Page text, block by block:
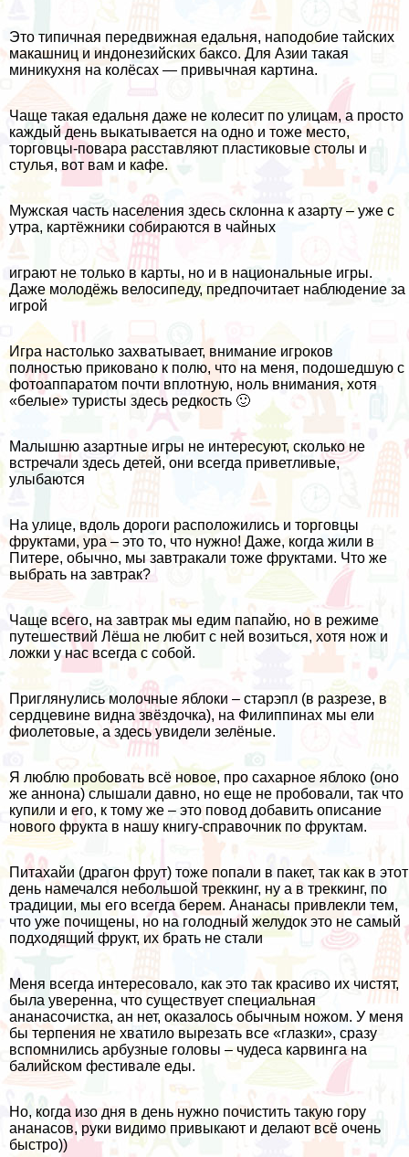
Это типичная передвижная едальня, наподобие тайских
макашниц и индонезийских баксо. Для Азии такая
миникухня на колёсах — привычная картина.
Чаще такая едальня даже не колесит по улицам, а просто
каждый день выкатывается на одно и тоже место,
торговцы-повара расставляют пластиковые столы и
стулья, вот вам и кафе.
Мужская часть населения здесь склонна к азарту – уже с
утра, картёжники собираются в чайных
играют не только в карты, но и в национальные игры.
Даже молодёжь велосипеду, предпочитает наблюдение за
игрой
Игра настолько захватывает, внимание игроков
полностью приковано к полю, что на меня, подошедшую с
фотоаппаратом почти вплотную, ноль внимания, хотя
«белые» туристы здесь редкость 🙂
Малышню азартные игры не интересуют, сколько не
встречали здесь детей, они всегда приветливые,
улыбаются
На улице, вдоль дороги расположились и торговцы
фруктами, ура – это то, что нужно! Даже, когда жили в
Питере, обычно, мы завтракали тоже фруктами. Что же
выбрать на завтрак?
Чаще всего, на завтрак мы едим папайю, но в режиме
путешествий Лёша не любит с ней возиться, хотя нож и
ложки у нас всегда с собой.
Приглянулись молочные яблоки – старэпл (в разрезе, в
сердцевине видна звёздочка), на Филиппинах мы ели
фиолетовые, а здесь увидели зелёные.
Я люблю пробовать всё новое, про сахарное яблоко (оно
же аннона) слышали давно, но еще не пробовали, так что
купили и его, к тому же – это повод добавить описание
нового фрукта в нашу книгу-справочник по фруктам.
Питахайи (драгон фрут) тоже попали в пакет, так как в этот
день намечался небольшой треккинг, ну а в треккинг, по
традиции, мы его всегда берем. Ананасы привлекли тем,
что уже почищены, но на голодный желудок это не самый
подходящий фрукт, их брать не стали
Меня всегда интересовало, как это так красиво их чистят,
была уверенна, что существует специальная
ананасочистка, ан нет, оказалось обычным ножом. У меня
бы терпения не хватило вырезать все «глазки», сразу
вспомнились арбузные головы – чудеса карвинга на
балийском фестивале еды.
Но, когда изо дня в день нужно почистить такую гору
ананасов, руки видимо привыкают и делают всё очень
быстро))